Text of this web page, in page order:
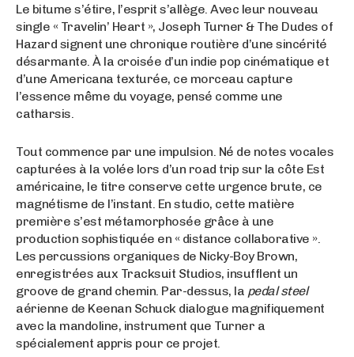
Le bitume s’étire, l’esprit s’allège. Avec leur nouveau
single « Travelin’ Heart », Joseph Turner & The Dudes of
Hazard signent une chronique routière d’une sincérité
désarmante. À la croisée d’un indie pop cinématique et
d’une Americana texturée, ce morceau capture
l’essence même du voyage, pensé comme une
catharsis.
Tout commence par une impulsion. Né de notes vocales
capturées à la volée lors d’un road trip sur la côte Est
américaine, le titre conserve cette urgence brute, ce
magnétisme de l’instant. En studio, cette matière
première s’est métamorphosée grâce à une
production sophistiquée en « distance collaborative ».
Les percussions organiques de Nicky-Boy Brown,
enregistrées aux Tracksuit Studios, insufflent un
groove de grand chemin. Par-dessus, la pedal steel
aérienne de Keenan Schuck dialogue magnifiquement
avec la mandoline, instrument que Turner a
spécialement appris pour ce projet.